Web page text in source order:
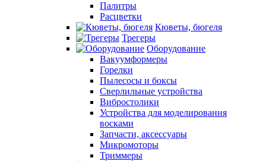
Палитры
Расцветки
Кюветы, бюгеля
Трегеры
Оборудование
Вакуумформеры
Горелки
Пылесосы и боксы
Сверлильные устройства
Вибростолики
Устройства для моделирования
восками
Запчасти, аксессуары
Микромоторы
Триммеры